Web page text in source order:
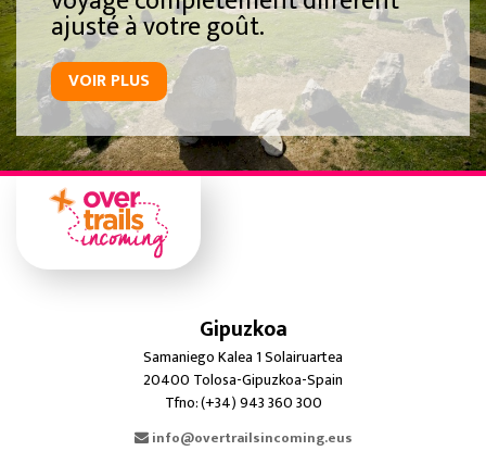
ajusté à votre goût.
VOIR PLUS
Gipuzkoa
Samaniego Kalea 1 Solairuartea
20400 Tolosa-Gipuzkoa-Spain
Tfno: (+34) 943 360 300
info@overtrailsincoming.eus